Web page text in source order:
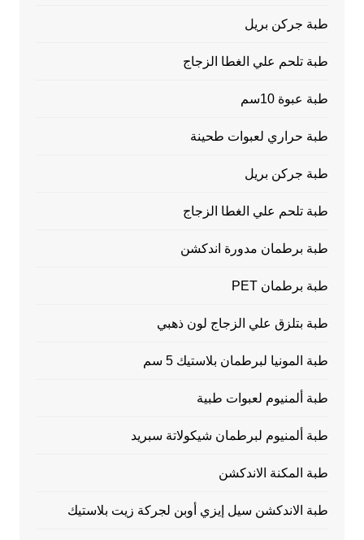
طبة جركن بريل
طبة تلحم علي الغطا الزجاج
طبة عبوة 10سم
طبة حراري لعبوات طحينة
طبة جركن بريل
طبة تلحم علي الغطا الزجاج
طبة برطمان مدورة اندكشن
طبة برطمان PET
طبة بتلزق علي الزجاج لون ذهبي
طبة المونيا لبرطمان بلاستيك 5 سم
طبة ألمنيوم لعبوات طبية
طبة ألمنيوم لبرطمان شيكولاتة سبريد
طبة المكنة الاندكشن
طبة الاندكشن سيل إيزي أوبن لجركة زيت بلاستيك